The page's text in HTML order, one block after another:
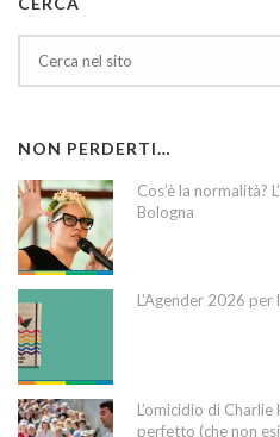
NON PERDERTI…
Cos’è la normalità?
Bologna
L’Agender 2026 per
L’omicidio di
perfetto (che non